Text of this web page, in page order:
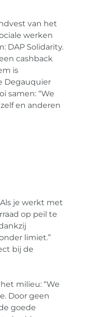
van het
werken
DAP Solidarity.
cashback
is
Degauquier
samen: “We
en anderen
je werkt met
op peil te
limiet.”
bij de
milieu: “We
Door geen
goede